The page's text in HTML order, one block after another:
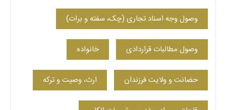
وصول وجه اسناد تجاری (چک، سفته و برات)
وصول مطالبات قراردادی خانواده
حضانت و ولایت فرزندان ارث، وصیت و ترکه